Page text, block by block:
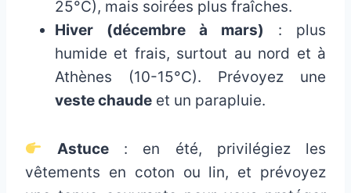
25°C), mais soirées plus fraîches.
Hiver (décembre à mars) : plus
humide et frais, surtout au nord et à
Athènes (10-15°C). Prévoyez une
veste chaude et un parapluie.
Astuce: en été, privilégiez les
vêtements en coton ou lin, et prévoyez